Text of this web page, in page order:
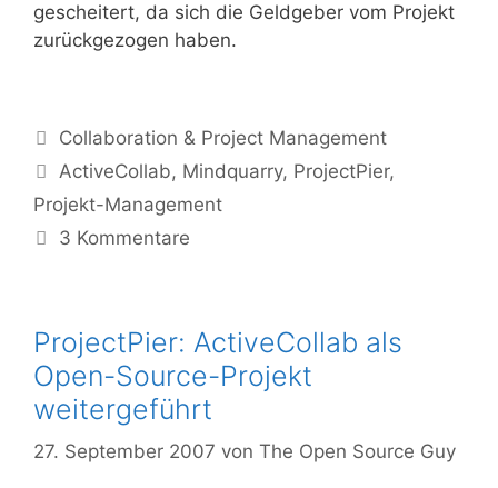
gescheitert, da sich die Geldgeber vom Projekt
zurückgezogen haben.
Kategorien
Collaboration & Project Management
Tags
ActiveCollab, Mindquarry, ProjectPier,
Projekt-Management
3 Kommentare
ProjectPier: ActiveCollab als
Open-Source-Projekt
weitergeführt
27. September 2007 von The Open Source Guy